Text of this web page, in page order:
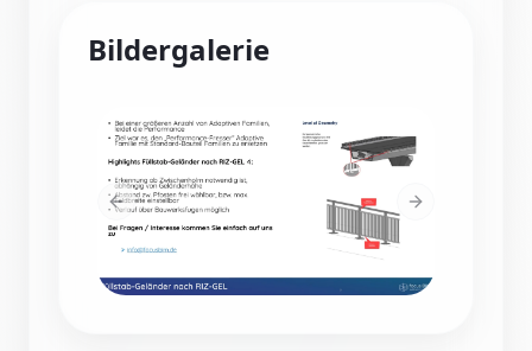
Bildergalerie
Previous slide Next slide